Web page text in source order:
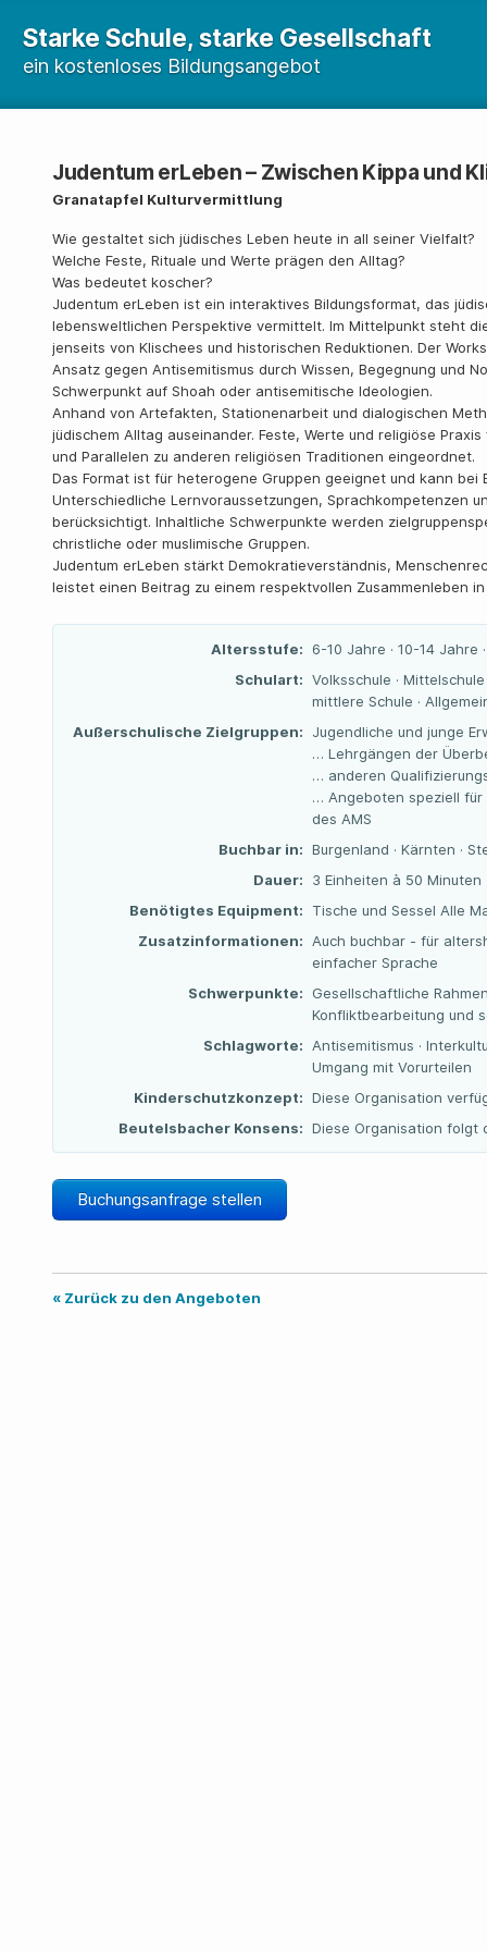
Starke Schule, starke Gesellschaft
ein kostenloses Bildungsangebot
Judentum erLeben – Zwischen Kippa und
Granatapfel Kulturvermittlung
Wie gestaltet sich jüdisches Leben heute in all seiner Vielfalt?
Welche Feste, Rituale und Werte prägen den Alltag?
Was bedeutet koscher?
Judentum erLeben ist ein interaktives Bildungsformat, das
lebensweltlichen Perspektive vermittelt. Im Mittelpunkt steht
jenseits von Klischees und historischen Reduktionen. Der
Ansatz gegen Antisemitismus durch Wissen, Begegnung und
Schwerpunkt auf Shoah oder antisemitische Ideologien.
Anhand von Artefakten, Stationenarbeit und dialogischen
jüdischem Alltag auseinander. Feste, Werte und religiöse
und Parallelen zu anderen religiösen Traditionen eingeordnet.
Das Format ist für heterogene Gruppen geeignet und kann
Unterschiedliche Lernvoraussetzungen, Sprachkompetenzen
berücksichtigt. Inhaltliche Schwerpunkte werden
christliche oder muslimische Gruppen.
Judentum erLeben stärkt Demokratieverständnis,
leistet einen Beitrag zu einem respektvollen Zusammenleben
Altersstufe:
6-10 Jahre · 10-14 Jahre
Schulart: Volksschule ·
mittlere Schule ·
Außerschulische Zielgruppen:
Jugendliche und junge
… Lehrgängen der
… anderen
… Angeboten speziell für
des AMS
Buchbar in: Burgenland · Kärnten ·
Dauer:
3 Einheiten à 50 Minuten
Benötigtes Equipment:
Tische und Sessel Alle
Zusatzinformationen:
Auch buchbar - für
einfacher Sprache
Schwerpunkte:
Gesellschaftliche
Konfliktbearbeitung und
Schlagworte:
Antisemitismus ·
Umgang mit Vorurteilen
Kinderschutzkonzept: Diese Organisation
Beutelsbacher Konsens: Diese Organisation folgt
Buchungsanfrage stellen
« Zurück zu den Angeboten